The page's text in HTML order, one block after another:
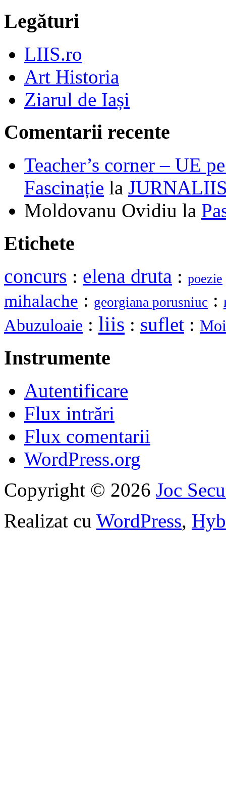
Legături
LIIS.ro
Art Historia
Ziarul de Iași
Comentarii recente
Teacher’s corner – UE
Fascinație la
Moldovanu Ovidiu la
Etichete
concurs : elena druta : poezie
mihalache : georgiana porusniuc :
Abuzuloaie : liis : suflet :
Instrumente
Autentificare
Flux intrări
Flux comentarii
WordPress.org
Copyright © 2026 Joc
Realizat cu WordPress,